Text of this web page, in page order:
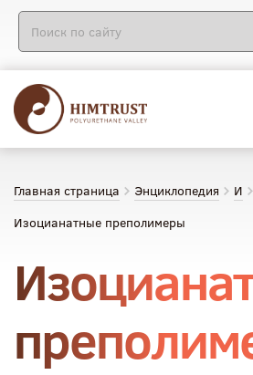
Главная страница Энциклопедия
И
Изоцианатные преполимеры